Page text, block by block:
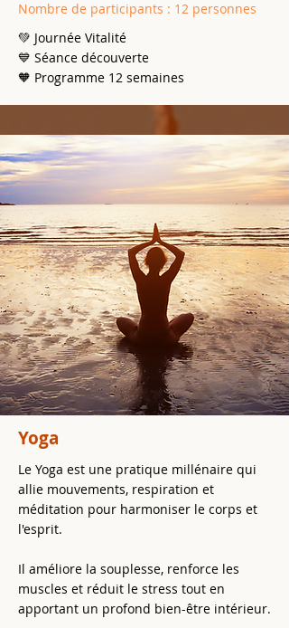
Nombre de participants : 12 personnes
💚 Journée Vitalité
💙 Séance découverte
🧡 Programme 12 semaines
Yoga
Le Yoga est une pratique millénaire qui
allie mouvements, respiration et
méditation pour harmoniser le corps et
l'esprit.
Il améliore la souplesse, renforce les
muscles et réduit le stress tout en
apportant un profond bien-être intérieur.​